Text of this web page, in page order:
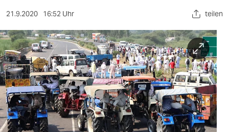
sport
berlin
nord
wahrheit
verlag
verlag
21.9.2020 16:52 Uhr teilen